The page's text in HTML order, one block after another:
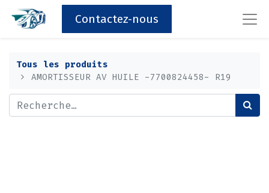
Contactez-nous
Tous les produits
AMORTISSEUR AV HUILE -7700824458- R19